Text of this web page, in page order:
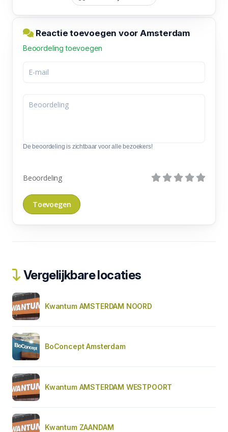
Reactie toevoegen voor Amsterdam
Beoordeling toevoegen
De beoordeling is zichtbaar voor alle bezoekers!
Beoordeling
Vergelijkbare locaties
Kwantum AMSTERDAM NOORD
BoConcept Amsterdam
Kwantum AMSTERDAM WESTPOORT
Kwantum ZAANDAM